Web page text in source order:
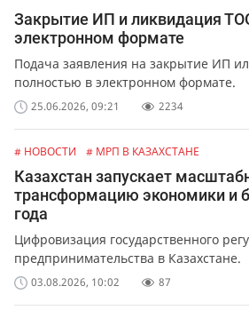
Закрытие ИП и ликвидация
электронном формате
Подача заявления на закрытие ИП
полностью в электронном формате.
25.06.2026, 09:21 2234
# НОВОСТИ # МРП В КАЗАХСТАНЕ
Казахстан запускает
трансформацию экономики и
года
Цифровизация государственного
предпринимательства в Казахстане.
03.08.2026, 10:02 87